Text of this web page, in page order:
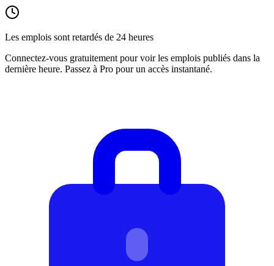
Les emplois sont retardés de 24 heures
Connectez-vous gratuitement pour voir les emplois publiés dans la
dernière heure. Passez à Pro pour un accès instantané.